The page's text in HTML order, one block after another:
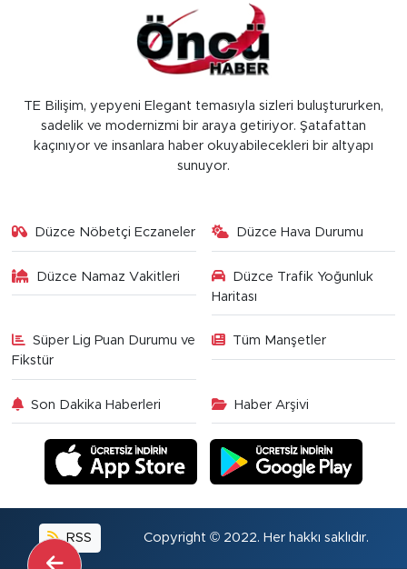
TE Bilişim, yepyeni Elegant temasıyla sizleri buluştururken,
sadelik ve modernizmi bir araya getiriyor. Şatafattan
kaçınıyor ve insanlara haber okuyabilecekleri bir altyapı
sunuyor.
Düzce Nöbetçi Eczaneler Düzce Hava Durumu
Düzce Namaz Vakitleri
Düzce Trafik Yoğunluk
Haritası
Süper Lig Puan Durumu ve
Fikstür
Tüm Manşetler
Son Dakika Haberleri Haber Arşivi
RSS Copyright © 2022. Her hakkı saklıdır.